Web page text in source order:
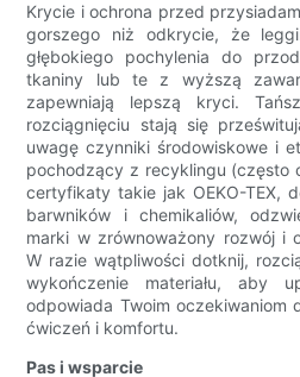
Krycie i ochrona przed
gorszego niż odkrycie, że
głębokiego pochylenia do
tkaniny lub te z wyższą
zapewniają lepszą kryci.
rozciągnięciu stają się
uwagę czynniki środowiskowe i
pochodzący z recyklingu (często
certyfikaty takie jak OEKO-TEX,
barwników i chemikaliów,
marki w zrównoważony rozwój i
W razie wątpliwości dotknij,
wykończenie materiału, aby
odpowiada Twoim oczekiwaniom
ćwiczeń i komfortu.
Pas i wsparcie